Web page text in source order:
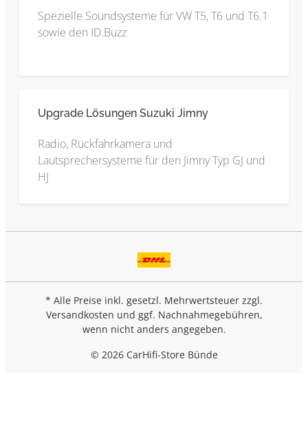
Spezielle Soundsysteme für VW T5, T6 und T6.1
sowie den ID.Buzz
Upgrade Lösungen Suzuki Jimny
Radio, Rückfahrkamera und
Lautsprechersysteme für den Jimny Typ GJ und
HJ
* Alle Preise inkl. gesetzl. Mehrwertsteuer zzgl.
Versandkosten und ggf. Nachnahmegebühren,
wenn nicht anders angegeben.
© 2026 CarHifi-Store Bünde